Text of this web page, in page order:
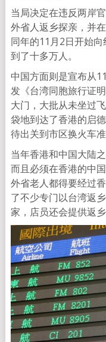
当局决定在违反两岸
外省人返乡探亲，并
同年的11月2日开始
到了十多万人。
中国方面则是宣布从
发《台湾同胞旅行证
大门，大批从未坐过
袋地到达了香港的启
待出关到市区换火车
当年香港和中国大陆
而且必须在香港的中
外省老人都得要经过
了不少专门以台湾返
家，店员还会提供返